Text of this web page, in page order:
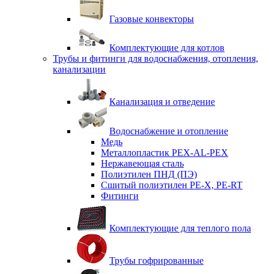
Газовые конвекторы
Комплектующие для котлов
Трубы и фитинги для водоснабжения, отопления,
канализации
Канализация и отведение
Водоснабжение и отопление
Медь
Металлопластик PEX-AL-PEX
Нержавеющая сталь
Полиэтилен ПНД (ПЭ)
Сшитый полиэтилен PE-X, PE-RT
Фитинги
Комплектующие для теплого пола
Трубы гофрированные